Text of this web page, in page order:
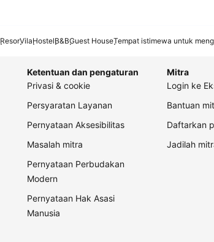
ResorVilaHostelB&BGuest HouseTempat istimewa untuk
Ketentuan dan pengaturan
Privasi & cookie
Persyaratan Layanan
Pernyataan Aksesibilitas
Masalah mitra
Pernyataan Perbudakan
Modern
Pernyataan Hak Asasi
Manusia
Mitra
Login ke
Bantuan
Daftarkan
Jadilah